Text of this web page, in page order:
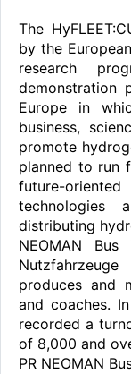
The
by the
research
demonstration
Europe in
business,
promote
planned to run
future-
technologies
distributing
NEOMAN
produces and
and coaches.
recorded a
of 8,000 and
PR NEOMAN